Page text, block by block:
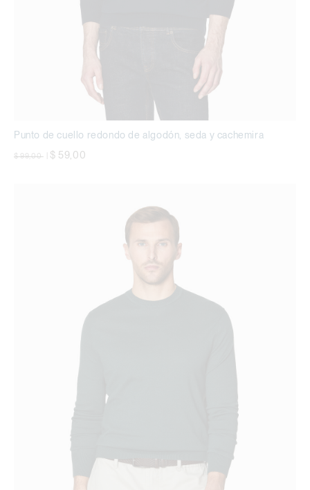
Punto de cuello redondo de algodón, seda y cachemira
precio rebajado desde
$ 99,00 $ 59,00